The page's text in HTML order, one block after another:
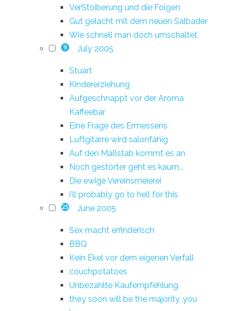
VerStoiberung und die Folgen
Gut gelacht mit dem neuen Salbader
Wie schnell man doch umschaltet
9 July 2005
Stuart
Kindererziehung
Aufgeschnappt vor der Aroma
Kaffeebar
Eine Frage des Ermessens
Luftgitarre wird salonfähig
Auf den Maßstab kommt es an
Noch gestörter geht es kaum...
Die ewige Vereinsmeierei
i'll probably go to hell for this
25 June 2005
Sex macht erfinderisch
BBQ
Kein Ekel vor dem eigenen Verfall
couchpotatoes
Unbezahlte Kaufempfehlung
they soon will be the majority, you